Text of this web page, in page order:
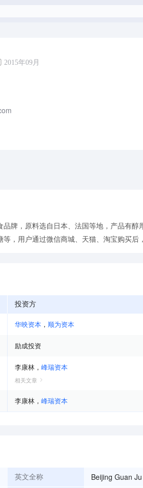
2015年09月
牌，原料选自日本、法国等地，产品有醇
，用户通过微信商城、天猫、淘宝购买后
投资方
华映资本 ， 顺为资本
励成投资
李康林 ， 峰瑞资本
相关文章
李康林 ， 峰瑞资本
英文全称 Beijing Guan